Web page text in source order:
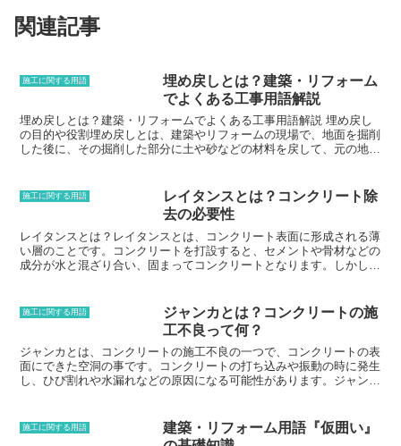
関連記事
施工に関する用語
埋め戻しとは？建築・リフォーム
でよくある工事用語解説
埋め戻しとは？建築・リフォームでよくある工事用語解説 埋め戻し
の目的や役割埋め戻しとは、建築やリフォームの現場で、地面を掘削
した後に、その掘削した部分に土や砂などの材料を戻して、元の地盤
度を回復させ、地盤沈下や陥没を防ぐことです。2つ目は、掘削によ
って地面が崩れたり、土砂が流れたりすることを防ぐことです。3つ
目は、掘削によって生じた土砂を処分する場所がない場合や、処分す
るコストが高い場合に、土砂を元の場所に戻すことで、廃棄物を減ら
すことです。埋め戻しを行う役割は、主に4つあります。1つ目は、
掘削によって生じた穴を埋め戻すことで、地面の強度を回復させ、地
て生じた土砂を処分する場所がない場合や、処分するコストが高い場
合に、土砂を元の場所に戻すことで、廃棄物を減らすことです。4つ
目は、埋め戻しを行うことで、地面を平らにしたり、傾斜を付けたり
して、建築やリフォームを行うための基礎を作ることです。
施工に関する用語
レイタンスとは？コンクリート除
去の必要性
レイタンスとは？レイタンスとは、コンクリート表面に形成される薄
い層のことです。コンクリートを打設すると、セメントや骨材などの
成分が水と混ざり合い、固まってコンクリートとなります。しかし、
てしまう場合があります。このような場合、コンクリート表面に薄い
層が形成され、これがレイタンスです。
施工に関する用語
ジャンカとは？コンクリートの施
工不良って何？
ジャンカとは、コンクリートの施工不良の一つで、コンクリートの表
面にできた空洞の事です。コンクリートの打ち込みや振動の時に発生
し、ひび割れや水漏れなどの原因になる可能性があります。ジャンカ
分に振動させることが大切です。コンクリートの振動は、コンクリー
トに含まれる気泡を除去し、コンクリートの強度と耐久性を高める効
施工に関する用語
建築・リフォーム用語『仮囲い』